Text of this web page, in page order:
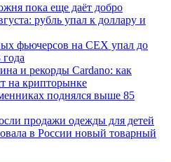
пока еще даёт добро
рубль упал к доллару и
фьючерсов на CEX упал до
и рекорды Cardano: как
на крипторынке
поднялся выше 85
продажи одежды для детей
в России новый товарный